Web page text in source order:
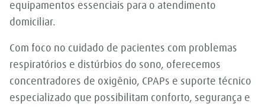
equipamentos essenciais para o atendimento
domiciliar.
Com foco no cuidado de pacientes com problemas
respiratórios e distúrbios do sono, oferecemos
concentradores de oxigênio, CPAPs e suporte técnico
especializado que possibilitam conforto, segurança e